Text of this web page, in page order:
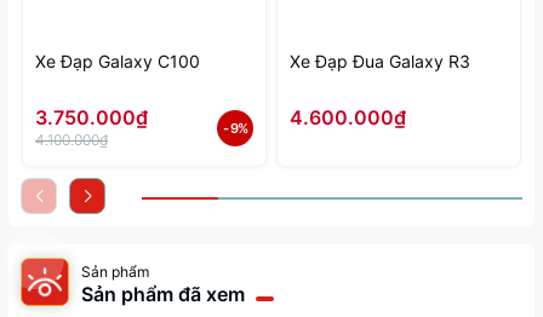
Xe Đạp Galaxy C100
3.750.000₫
4.100.000₫
- 9%
Xe Đạp Đua Galaxy R3
4.600.000₫
Sản phẩm
Sản phẩm đã xem